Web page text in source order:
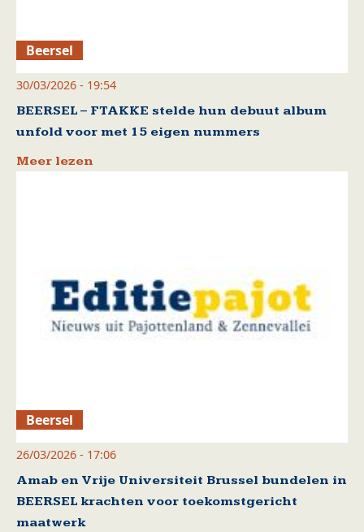
Beersel
30/03/2026 - 19:54
BEERSEL – FTAKKE stelde hun debuut album
unfold voor met 15 eigen nummers
Meer lezen
Beersel
26/03/2026 - 17:06
Amab en Vrije Universiteit Brussel bundelen in
BEERSEL krachten voor toekomstgericht
maatwerk